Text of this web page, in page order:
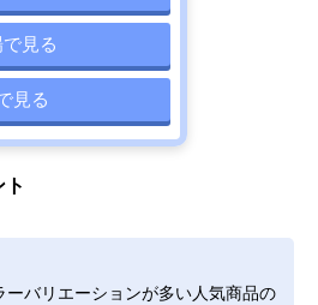
見る
見る
バリエーションが多い人気商品の